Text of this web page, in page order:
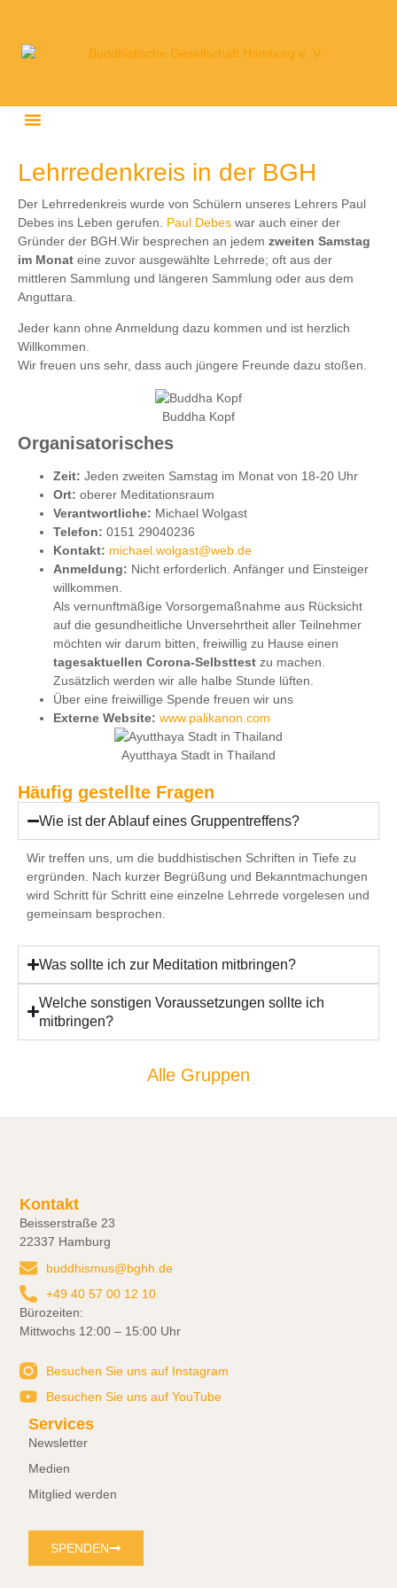
Lehrredenkreis in der BGH
Der Lehrredenkreis wurde von Schülern unseres Lehrers Paul
Debes ins Leben gerufen. Paul Debes war auch einer der
Gründer der BGH.Wir besprechen an jedem zweiten Samstag
im Monat eine zuvor ausgewählte Lehrrede; oft aus der
mittleren Sammlung und längeren Sammlung oder aus dem
Anguttara.
Jeder kann ohne Anmeldung dazu kommen und ist herzlich
Willkommen.
Wir freuen uns sehr, dass auch jüngere Freunde dazu stoßen.
Buddha Kopf
Organisatorisches
Zeit: Jeden zweiten Samstag im Monat von 18-20 Uhr
Ort: oberer Meditationsraum
Verantwortliche: Michael Wolgast
Telefon: 0151 29040236
Kontakt: michael.wolgast@web.de
Anmeldung: Nicht erforderlich. Anfänger und Einsteiger
willkommen.
Als vernunftmäßige Vorsorgemaßnahme aus Rücksicht
auf die gesundheitliche Unversehrtheit aller Teilnehmer
möchten wir darum bitten, freiwillig zu Hause einen
tagesaktuellen Corona-Selbsttest zu machen.
Zusätzlich werden wir alle halbe Stunde lüften.
Über eine freiwillige Spende freuen wir uns
Externe Website: www.palikanon.com
Ayutthaya Stadt in Thailand
Häufig gestellte Fragen
Wie ist der Ablauf eines Gruppentreffens?
Wir treffen uns, um die buddhistischen Schriften in Tiefe zu
ergründen. Nach kurzer Begrüßung und Bekanntmachungen
wird Schritt für Schritt eine einzelne Lehrrede vorgelesen und
gemeinsam besprochen.
Was sollte ich zur Meditation mitbringen?
Welche sonstigen Voraussetzungen sollte ich
mitbringen?
Alle Gruppen
Services
Newsletter
Medien
Mitglied werden
SPENDEN
Kontakt
Beisserstraße 23
22337 Hamburg
buddhismus@bghh.de
+49 40 57 00 12 10
Bürozeiten:
Mittwochs 12:00 – 15:00 Uhr
Besuchen Sie uns auf Instagram
Besuchen Sie uns auf YouTube